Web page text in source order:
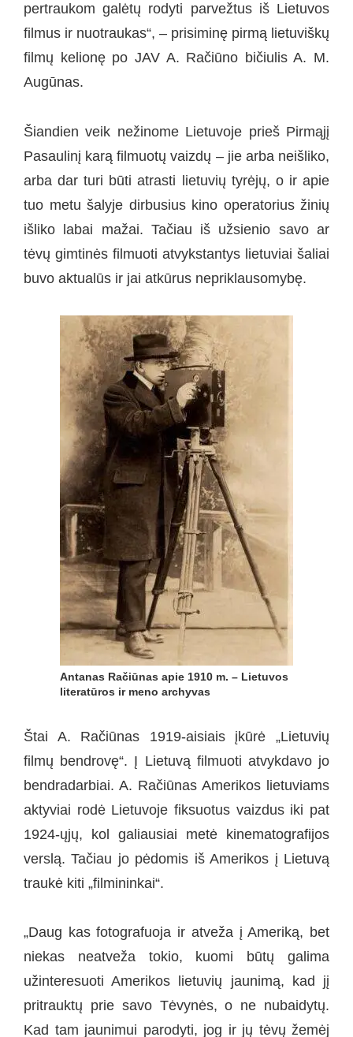
pertraukom galėtų rodyti parvežtus iš Lietuvos
filmus ir nuotraukas“, – prisiminę pirmą lietuviškų
filmų kelionę po JAV A. Račiūno bičiulis A. M.
Augūnas.
Šiandien veik nežinome Lietuvoje prieš Pirmąjį
Pasaulinį karą filmuotų vaizdų – jie arba neišliko,
arba dar turi būti atrasti lietuvių tyrėjų, o ir apie
tuo metu šalyje dirbusius kino operatorius žinių
išliko labai mažai. Tačiau iš užsienio savo ar
tėvų gimtinės filmuoti atvykstantys lietuviai šaliai
buvo aktualūs ir jai atkūrus nepriklausomybę.
Antanas Račiūnas apie 1910 m. – Lietuvos
literatūros ir meno archyvas
Štai A. Račiūnas 1919-aisiais įkūrė „Lietuvių
filmų bendrovę“. Į Lietuvą filmuoti atvykdavo jo
bendradarbiai. A. Račiūnas Amerikos lietuviams
aktyviai rodė Lietuvoje fiksuotus vaizdus iki pat
1924-ųjų, kol galiausiai metė kinematografijos
verslą. Tačiau jo pėdomis iš Amerikos į Lietuvą
traukė kiti „filmininkai“.
„Daug kas fotografuoja ir atveža į Ameriką, bet
niekas neatveža tokio, kuomi būtų galima
užinteresuoti Amerikos lietuvių jaunimą, kad jį
pritrauktų prie savo Tėvynės, o ne nubaidytų.
Kad tam jaunimui parodyti, jog ir jų tėvų žemėj